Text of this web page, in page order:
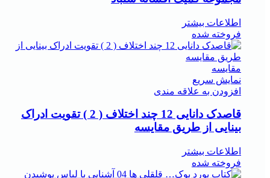
اطلاعات بیشتر
فروخته شده
مقايسه
نمایش سریع
افزودن به علاقه مندی
قاصدک دانایی 12 چند اختلاف ( 2 ) تقویت ادراک
بینایی از طریق مقایسه
اطلاعات بیشتر
فروخته شده